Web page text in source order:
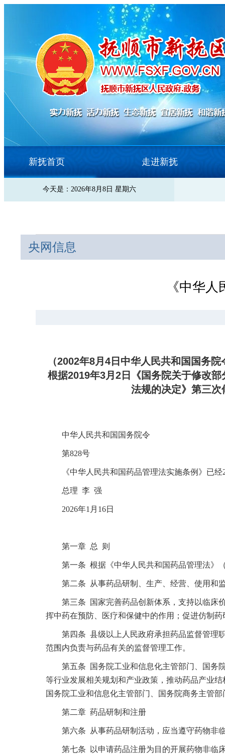
新抚首页 走进新抚
今天是：2026年8月8日 星期六
央网信息
《中华
（2002年8月4日中华人民共和国国务
根据2019年3月2日《国务院关于修改
法规的决定》第三
中华人民共和国国务院令
第828号
《中华人民共和国药品管理法实施条例》已经
总理 李 强
2026年1月16日
第一章 总 则
第一条 根据《中华人民共和国药品管理法》（
第二条 从事药品研制、生产、经营、使用和监
第三条 国家完善药品创新体系，支持以临床价
挥中药在预防、医疗和保健中的作用；促进仿制
第四条 县级以上人民政府承担药品监督管理职
范围内负责与药品有关的监督管理工作。
第五条 国务院工业和信息化主管部门、国务院
等行业发展相关规划和产业政策，推动药品产业
国务院工业和信息化主管部门、国务院商务主管
第二章 药品研制和注册
第六条 从事药品研制活动，应当遵守药物非临
第七条 以申请药品注册为目的开展药物非临床